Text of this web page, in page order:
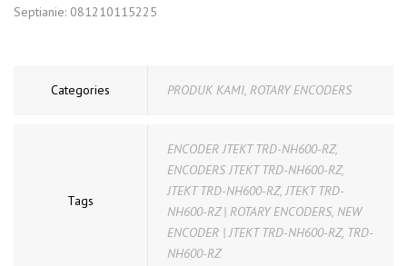
Septianie: 081210115225
Categories PRODUK KAMI, ROTARY ENCODERS
Tags
ENCODER JTEKT TRD-NH600-RZ,
ENCODERS JTEKT TRD-NH600-RZ,
JTEKT TRD-NH600-RZ,JTEKT TRD-
NH600-RZ | ROTARY ENCODERS, NEW
ENCODER | JTEKT TRD-NH600-RZ, TRD-
NH600-RZ